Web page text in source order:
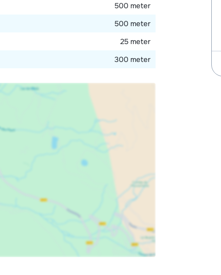
500 meter
500 meter
25 meter
300 meter